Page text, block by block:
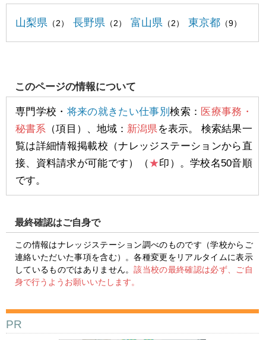
山梨県 （2） 長野県 （2） 富山県 （2） 東京都 （9）
このページの情報について
専門学校・ 将来の就きたい仕事別検索： 医療事務・
秘書系 （項目）、地域： 新潟県 を表示。 検索結果一
覧は詳細情報掲載校（ナレッジステーションから直
接、資料請求が可能です）（★印）。学校名50音順
です。
最終確認はご自身で
この情報はナレッジステーション調べのものです（学校からご
連絡いただいた事項を含む）。各種変更をリアルタイムに表示
しているものではありません。該当校の最終確認は必ず、ご自
身で行うようお願いいたします。
PR